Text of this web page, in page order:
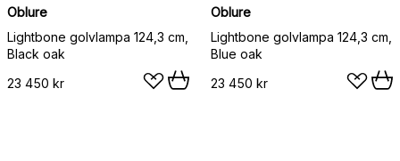
Oblure
Lightbone golvlampa 124,3 cm,
Black oak
23 450 kr
Oblure
Lightbone golvlampa 124,3 cm,
Blue oak
23 450 kr